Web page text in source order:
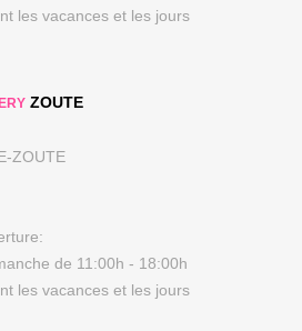
les vacances et les jours
ZOUTE
ZOUTE
de 11:00h - 18:00h
les vacances et les jours